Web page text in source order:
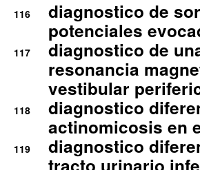
116
diagnostico de
potenciales
117
diagnostico de
resonancia
vestibular
118
diagnostico
actinomicosis en
119
diagnostico
tracto urinario